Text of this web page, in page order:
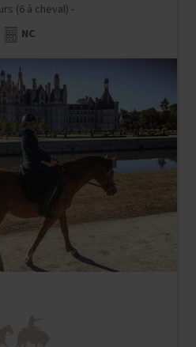
(6 à cheval) -
NC